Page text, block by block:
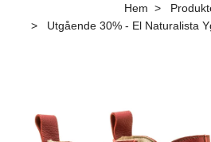
Hem
Utgående 30% - El Naturalista